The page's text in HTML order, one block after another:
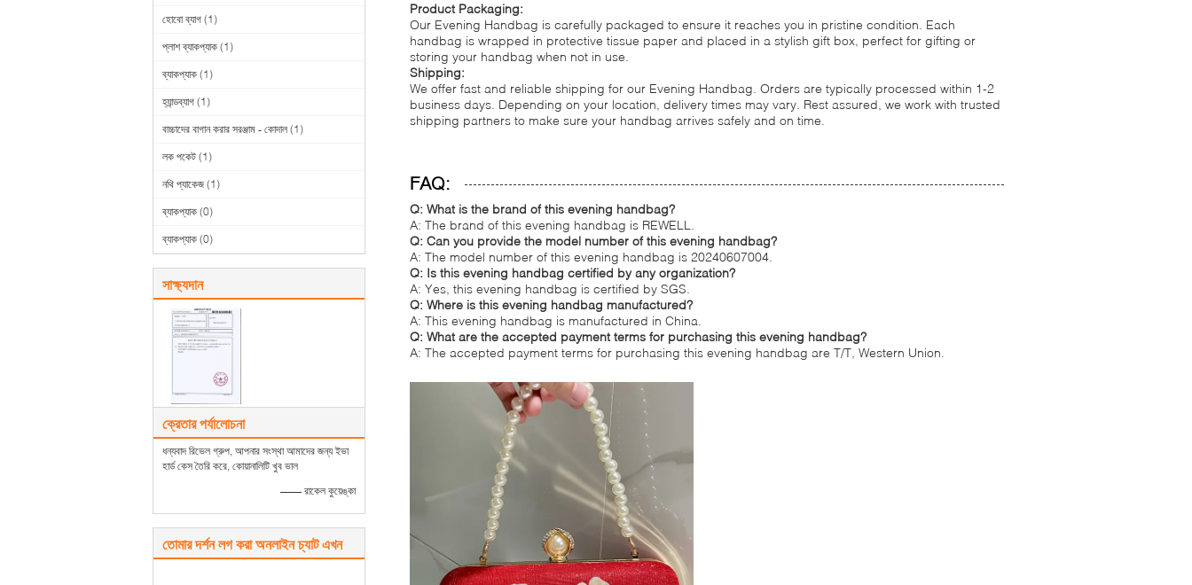
হোবো ব্যাগ (1)
প্লাশ ব্যাকপ্যাক (1)
ব্যাকপ্যাক (1)
হ্যান্ডব্যাগ (1)
বাচ্চাদের বাগান করার সরঞ্জাম - কোদাল (1)
লক পকেট (1)
নথি প্যাকেজ (1)
ব্যাকপ্যাক (0)
ব্যাকপ্যাক (0)
সাক্ষ্যদান
ক্রেতার পর্যালোচনা
ধন্যবাদ রিভেল গ্রুপ, আপনার সংস্থা আমাদের জন্য ইভা
হার্ড কেস তৈরি করে, কোয়ানালিটি খুব ভাল
—— রাকেল কুয়েঙ্কা
তোমার দর্শন লগ করা অনলাইন চ্যাট এখন
Product Packaging:
Our Evening Handbag is carefully packaged to ensure it reaches you in pristine condition. Each
handbag is wrapped in protective tissue paper and placed in a stylish gift box, perfect for gifting or
storing your handbag when not in use.
Shipping:
We offer fast and reliable shipping for our Evening Handbag. Orders are typically processed within 1-2
business days. Depending on your location, delivery times may vary. Rest assured, we work with trusted
shipping partners to make sure your handbag arrives safely and on time.
FAQ:
Q: What is the brand of this evening handbag?
A: The brand of this evening handbag is REWELL.
Q: Can you provide the model number of this evening handbag?
A: The model number of this evening handbag is 20240607004.
Q: Is this evening handbag certified by any organization?
A: Yes, this evening handbag is certified by SGS.
Q: Where is this evening handbag manufactured?
A: This evening handbag is manufactured in China.
Q: What are the accepted payment terms for purchasing this evening handbag?
A: The accepted payment terms for purchasing this evening handbag are T/T, Western Union.